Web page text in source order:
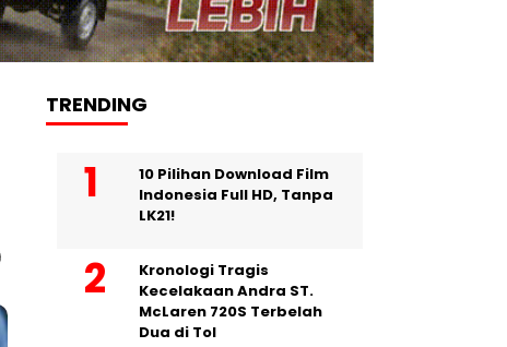
TRENDING
10 Pilihan Download Film
Indonesia Full HD, Tanpa
LK21!
Kronologi Tragis
Kecelakaan Andra ST.
McLaren 720S Terbelah
Dua di Tol